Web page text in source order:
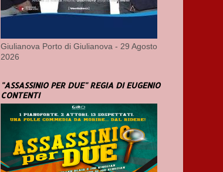
Giulianova Porto di Giulianova - 29 Agosto
2026
"ASSASSINIO PER DUE" REGIA DI EUGENIO
CONTENTI